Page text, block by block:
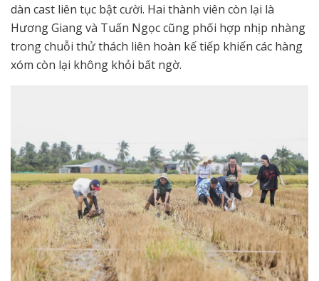
dàn cast liên tục bật cười. Hai thành viên còn lại là
Hương Giang và Tuấn Ngọc cũng phối hợp nhịp nhàng
trong chuỗi thử thách liên hoàn kế tiếp khiến các hàng
xóm còn lại không khỏi bất ngờ.